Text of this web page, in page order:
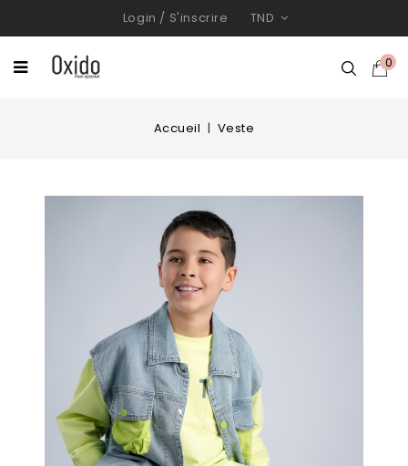
Login / S'inscrire TND
0
Accueil Veste